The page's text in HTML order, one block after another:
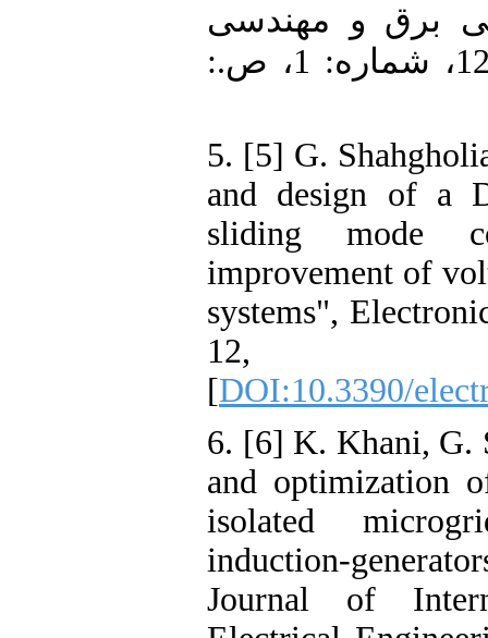
برق و مهندسی
کامپیوتر ایران، سال: 12، شماره: 1، ص.:
5. [5] G.
and design of a
sliding mode
improvement of
systems",
12,
[DOI:10.3390/
6. [6] K. Khani, G.
and optimization
isolated
induction-
Journal of